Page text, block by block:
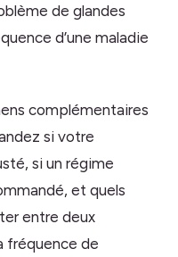
de glandes
d’une maladie
complémentaires
si votre
si un régime
et quels
entre deux
fréquence de